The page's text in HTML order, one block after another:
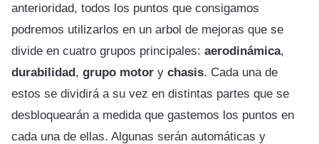
anterioridad, todos los puntos que consigamos
podremos utilizarlos en un arbol de mejoras que se
divide en cuatro grupos principales: aerodinámica,
durabilidad, grupo motor y chasis. Cada una de
estos se dividirá a su vez en distintas partes que se
desbloquearán a medida que gastemos los puntos en
cada una de ellas. Algunas serán automáticas y